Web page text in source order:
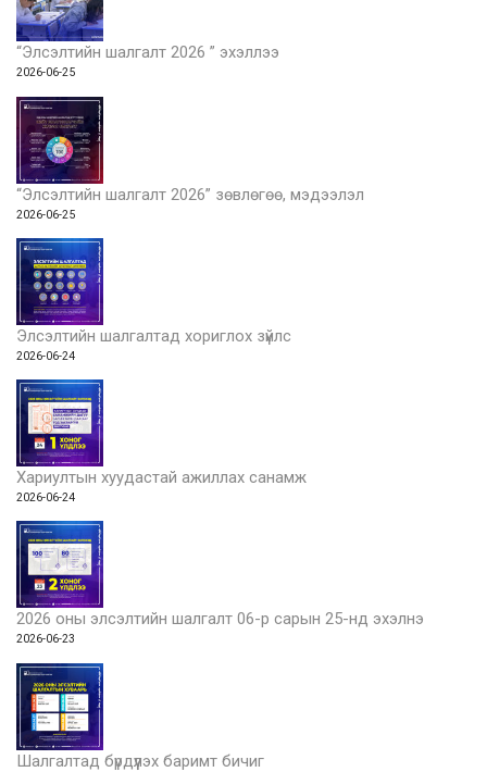
“Элсэлтийн шалгалт 2026 ” эхэллээ
2026-06-25
“Элсэлтийн шалгалт 2026” зөвлөгөө, мэдээлэл
2026-06-25
Элсэлтийн шалгалтад хориглох зүйлс
2026-06-24
Хариултын хуудастай ажиллах санамж
2026-06-24
2026 оны элсэлтийн шалгалт 06-р сарын 25-нд эхэлнэ
2026-06-23
Шалгалтад бүрдүүлэх баримт бичиг